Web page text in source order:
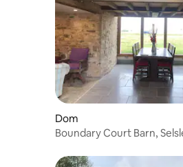
Dom
Boundary Court Barn,